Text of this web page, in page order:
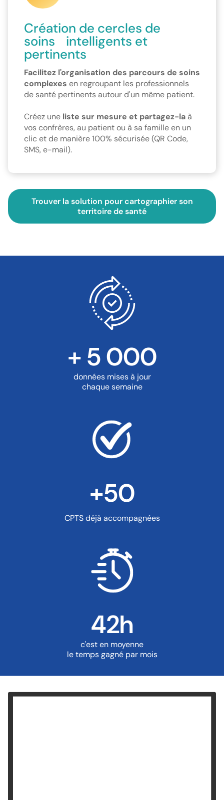
Création de cercles de
soins intelligents et
pertinents
Facilitez l'organisation des parcours de soins
complexes en regroupant les professionnels
de santé pertinents autour d'un même patient.
Créez une liste sur mesure et partagez-la à
vos confrères, au patient ou à sa famille en un
clic et de manière 100% sécurisée (QR Code,
SMS, e-mail).
Trouver la solution pour cartographier son
territoire de santé
+ 5 000
données mises à jour
chaque semaine
+50
CPTS déjà accompagnées
42h
c'est en moyenne
le temps gagné par mois